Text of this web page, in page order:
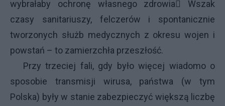
wybrałaby ochronę własnego zdrowia Wszak
czasy sanitariuszy, felczerów i spontanicznie
tworzonych służb medycznych z okresu wojen i
powstań – to zamierzchła przeszłość.
Przy trzeciej fali, gdy było więcej wiadomo o
sposobie transmisji wirusa, państwa (w tym
Polska) były w stanie zabezpieczyć większą liczbę